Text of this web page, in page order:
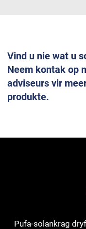
Vind u nie wat u
Neem kontak op
adviseurs vir
produkte.
Pufa-solankrag